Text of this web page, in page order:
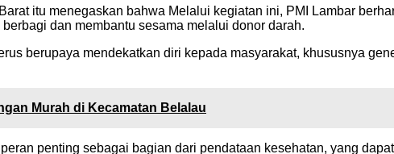
itu menegaskan bahwa Melalui kegiatan ini, PMI Lambar
dan membantu sesama melalui donor darah.
berupaya mendekatkan diri kepada masyarakat, khususnya
Murah di Kecamatan Belalau
penting sebagai bagian dari pendataan kesehatan, yang